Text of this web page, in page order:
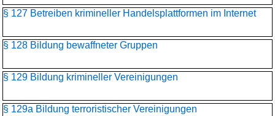
§ 127 Betreiben krimineller Handelsplattformen im Internet
§ 128 Bildung bewaffneter Gruppen
§ 129 Bildung krimineller Vereinigungen
§ 129a Bildung terroristischer Vereinigungen